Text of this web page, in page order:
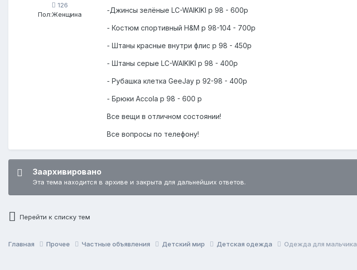
126
Пол:Женщина
-Джинсы зелёные LC-WAIKIKI p 98 - 600p
- Костюм спортивный H&M р 98-104 - 700р
- Штаны красные внутри флис р 98 - 450р
- Штаны серые LC-WAIKIKI р 98 - 400р
- Рубашка клетка GeeJay р 92-98 - 400р
- Брюки Accola р 98 - 600 р
Все вещи в отличном состоянии!
Все вопросы по телефону!
Заархивировано
Эта тема находится в архиве и закрыта для дальнейших ответов.
Перейти к списку тем
Главная Прочее Частные объявления Детский мир Детская одежда Одежда для мальчика